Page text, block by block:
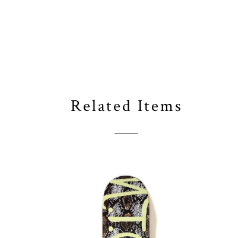
Related Items